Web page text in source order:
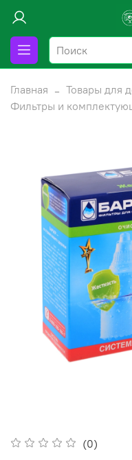
Главная Товары для
Фильтры и
(0)